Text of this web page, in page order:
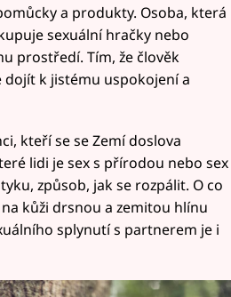
a produkty. Osoba, která
sexuální hračky nebo
prostředí. Tím, že člověk
dojít k jistému uspokojení a
kteří se se Zemí doslova
lidi je sex s přírodou nebo sex
způsob, jak se rozpálit. O co
kůži drsnou a zemitou hlínu
splynutí s partnerem je i